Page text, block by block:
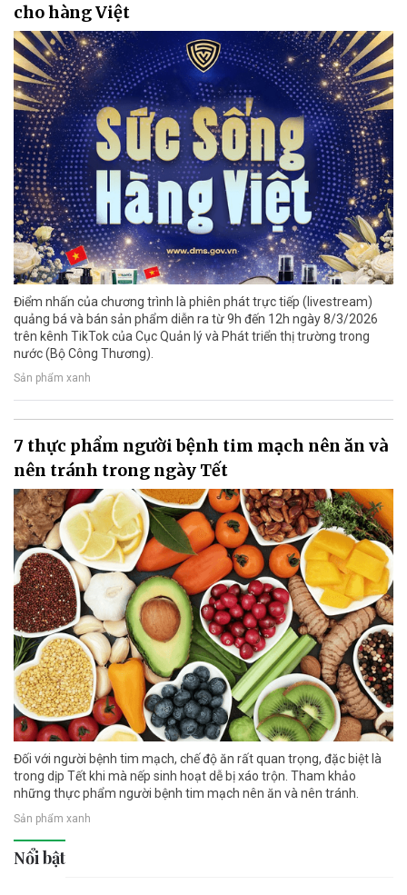
cho hàng Việt
Điểm nhấn của chương trình là phiên phát trực tiếp (livestream)
quảng bá và bán sản phẩm diễn ra từ 9h đến 12h ngày 8/3/2026
trên kênh TikTok của Cục Quản lý và Phát triển thị trường trong
nước (Bộ Công Thương).
Sản phẩm xanh
7 thực phẩm người bệnh tim mạch nên ăn và
nên tránh trong ngày Tết
Đối với người bệnh tim mạch, chế độ ăn rất quan trọng, đặc biệt là
trong dịp Tết khi mà nếp sinh hoạt dễ bị xáo trộn. Tham khảo
những thực phẩm người bệnh tim mạch nên ăn và nên tránh.
Sản phẩm xanh
Nổi bật